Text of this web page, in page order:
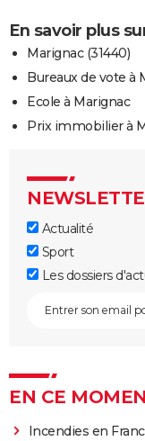
En savoir plus
Marignac (31440)
Bureaux de vote à
Ecole à Marignac
Prix immobilier à
Actualité
Sport
Les dossiers
EN CE
Incendies en